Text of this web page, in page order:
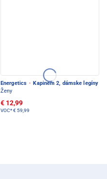
Energetics · Kapinem 2, dámske legíny
Ženy
€ 12,99
VOC*€ 59,99